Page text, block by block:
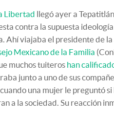
Libertad llegó ayer a
contra la supuesta
Ahí viajaba el presidente de
Mexicano de la Familia
muchos tuiteros han
junto a uno de sus
una mujer le preguntó si
a la sociedad. Su reacción